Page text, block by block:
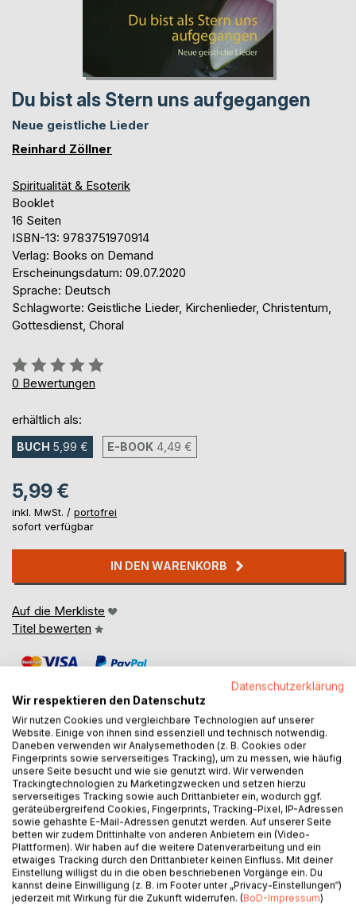
Du bist als Stern uns aufgegangen
Neue geistliche Lieder
Reinhard Zöllner
Spiritualität & Esoterik
Booklet
16 Seiten
ISBN-13: 9783751970914
Verlag: Books on Demand
Erscheinungsdatum: 09.07.2020
Sprache: Deutsch
Schlagworte: Geistliche Lieder, Kirchenlieder, Christentum,
Gottesdienst, Choral
Bewertung::
0%
0 Bewertungen
erhältlich als:
BUCH 5,99 € E-BOOK 4,49 €
5,99 €
inkl. MwSt. / portofrei
sofort verfügbar
IN DEN WARENKORB
Auf die Merkliste
Titel bewerten
BESCHREIBUNG
Zehn neue geistliche Lieder mit Texten von Jochen
Klepper ("Das Kirchenjahr", "In jeder Nacht, die mich
bedroht"), Werner Bergengruen ("O komm, Gewalt der
Stille"), Siegbert Stehmann ("Nun wird der Engel, der die
Tage segnet"), Joseph von Eichendorff ("Schläft ein Lied
in allen Dingen") u.a., teilweise mehrstimmig gesetzt und in
der Praxis des evangelischen Gottesdienstes erprobt.
Datenschutzerklärung
Wir respektieren den Datenschutz
Wir nutzen Cookies und vergleichbare Technologien auf unserer
Website. Einige von ihnen sind essenziell und technisch notwendig.
Daneben verwenden wir Analysemethoden (z. B. Cookies oder
Fingerprints sowie serverseitiges Tracking), um zu messen, wie häufig
unsere Seite besucht und wie sie genutzt wird. Wir verwenden
Trackingtechnologien zu Marketingzwecken und setzen hierzu
serverseitiges Tracking sowie auch Drittanbieter ein, wodurch ggf.
geräteübergreifend Cookies, Fingerprints, Tracking-Pixel, IP-Adressen
sowie gehashte E-Mail-Adressen genutzt werden. Auf unserer Seite
betten wir zudem Drittinhalte von anderen Anbietern ein (Video-
Plattformen). Wir haben auf die weitere Datenverarbeitung und ein
etwaiges Tracking durch den Drittanbieter keinen Einfluss. Mit deiner
Einstellung willigst du in die oben beschriebenen Vorgänge ein. Du
kannst deine Einwilligung (z. B. im Footer unter „Privacy-Einstellungen“)
jederzeit mit Wirkung für die Zukunft widerrufen. (BoD-Impressum)